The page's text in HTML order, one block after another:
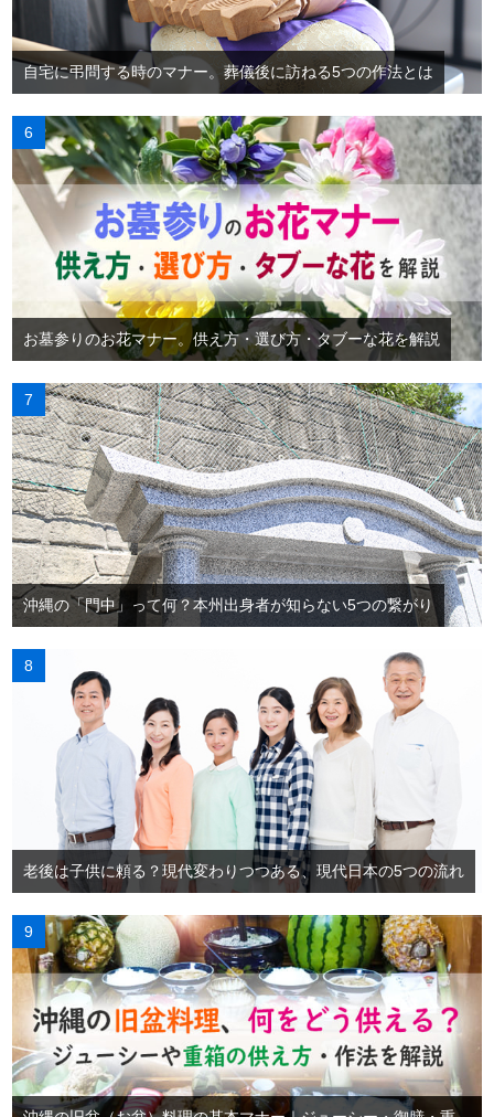
自宅に弔問する時のマナー。葬儀後に訪ねる5つの作法とは
お墓参りのお花マナー。供え方・選び方・タブーな花を解説
沖縄の「門中」って何？本州出身者が知らない5つの繋がり
老後は子供に頼る？現代変わりつつある、現代日本の5つの流れ